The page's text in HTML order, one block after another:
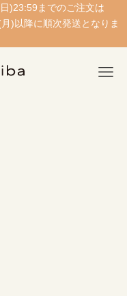
)23:59までのご注文は
)以降に順次発送となりま
メニ